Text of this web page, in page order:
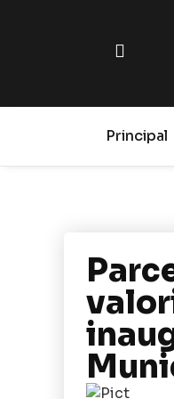
Principal